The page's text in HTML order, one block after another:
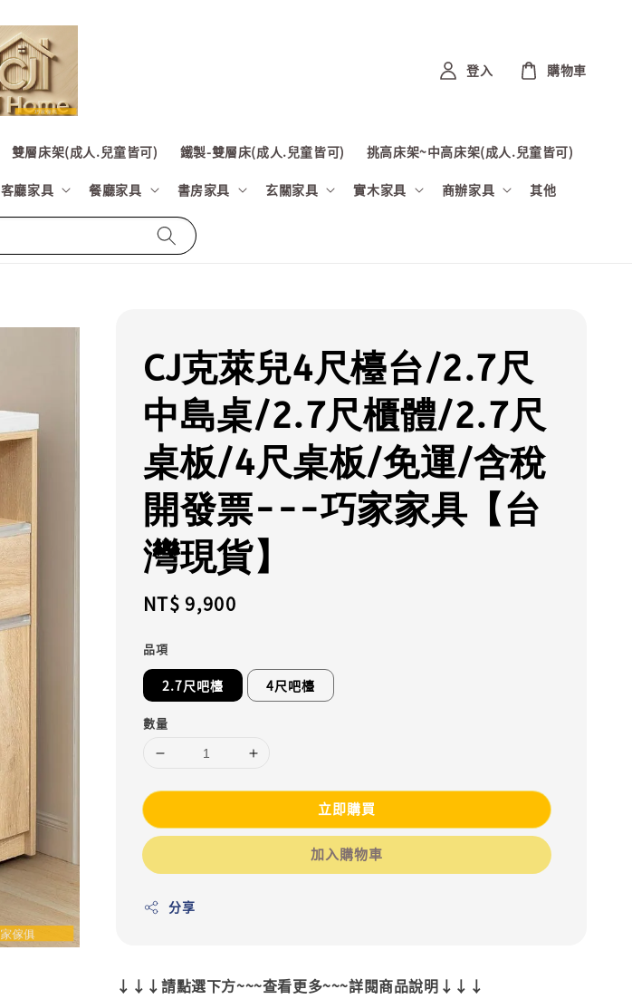
雙層床架(成人.兒童皆可) 鐵製-雙層床(成人.兒童皆可) 挑高床架~中高床架(成人.兒童皆可)
客廳家具 餐廳家具 書房家具 玄關家具 實木家具 商辦家具 其他
登入 購物車
CJ克萊兒4尺檯台/2.7尺
中島桌/2.7尺櫃體/2.7尺
桌板/4尺桌板/免運/含稅
開發票---巧家家具【台
灣現貨】
Regular
NT$ 9,900
品項
2.7尺吧檯 4尺吧檯
數量
立即購買
加入購物車
分享
↓↓↓請點選下方~~~查看更多~~~詳閱商品說明↓↓↓